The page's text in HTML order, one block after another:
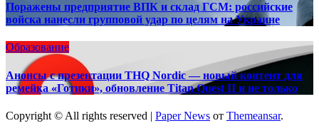
Поражены предприятие ВПК и склад ГСМ: российские
войска нанесли групповой удар по целям на Украине
Образование
Анонсы с презентации THQ Nordic — новый контент для
ремейка «Готики», обновление Titan Quest II и не только
Copyright © All rights reserved | Paper News от Themeansar.